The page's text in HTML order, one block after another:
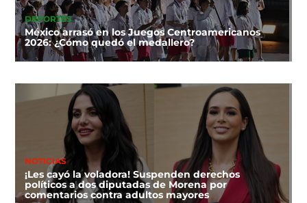
DEPORTES
México arrasó en los Juegos Centroamericanos
2026: ¿Cómo quedó el medallero?
NOTICIAS
¡Les cayó la voladora! Suspenden derechos
políticos a dos diputadas de Morena por
comentarios contra adultos mayores